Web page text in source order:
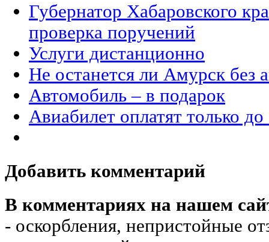
Губернатор Хабаровского
проверка поручений
Услуги дистанционно
Не останется ли Амурск без
Автомобиль – в подарок
Авиабилет оплатят только
Добавить комментарий
В комментариях на нашем
- оскорбления, непристойные